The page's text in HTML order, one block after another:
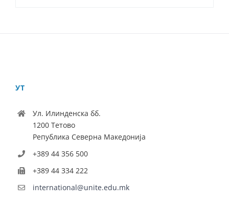
УТ
Ул. Илинденска бб.
1200 Тетово
Република Северна Македонија
+389 44 356 500
+389 44 334 222
international@unite.edu.mk